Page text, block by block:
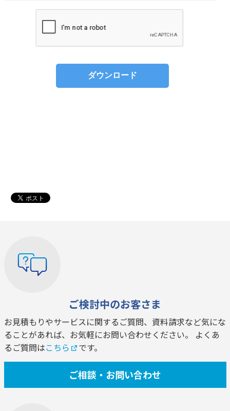
ご検討中のお客さま
お見積もりやサービスに関するご質問、資料請求など気にな
ることがあれば、お気軽にお問い合わせください。 よくあ
るご質問はこちら です。
ご相談・お問い合わせ